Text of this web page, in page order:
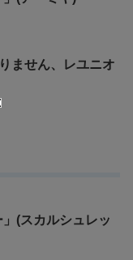
ません、レユニオ
(スカルシュレッ